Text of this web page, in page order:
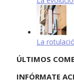
La
ÚLTIMOS
INFÓRMATE